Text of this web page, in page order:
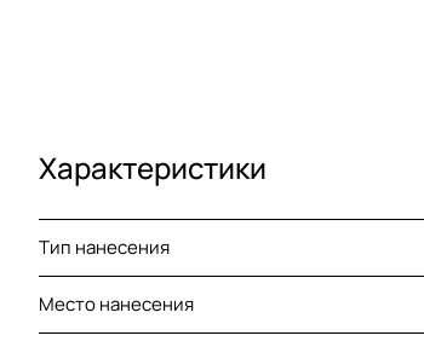
Характеристики
Тип нанесения
Место нанесения